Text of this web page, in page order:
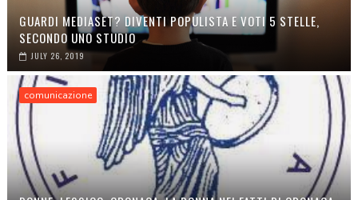
GUARDI MEDIASET? DIVENTI POPULISTA E VOTI 5 STELLE,
SECONDO UNO STUDIO
JULY 26, 2019
comunicazione